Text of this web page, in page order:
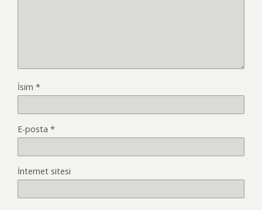
İsim *
E-posta *
İnternet sitesi